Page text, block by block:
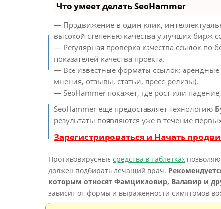
Что умеет делать SeoHammer
— Продвижение в один клик,
высокой степенью качества у лучших бирж
— Регулярная проверка качества ссылок по
показателей качества проекта.
— Все известные форматы ссылок:
мнения, отзывы, статьи, пресс-релизы).
— SeoHammer покажет, где рост или
SeoHammer еще предоставляет технологию
результаты появляются уже в течение
Зарегистрироваться и Начать
Противовирусные средства в таблетках
должен подбирать лечащий врач.
которым относят Фамцикловир, Валавир и
зависит от формы и выраженности симптомов